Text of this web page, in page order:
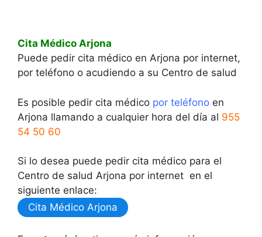
Cita Médico Arjona
Puede pedir cita médico en Arjona por internet,
por teléfono o acudiendo a su Centro de salud
Es posible pedir cita médico por teléfono en
Arjona llamando a cualquier hora del día al 955
54 50 60
Si lo desea puede pedir cita médico para el
Centro de salud Arjona por internet en el
siguiente enlace:
Cita Médico Arjona